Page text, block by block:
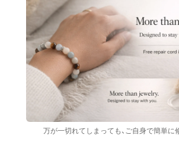
万が一切れてしまっても、ご自身で簡単に